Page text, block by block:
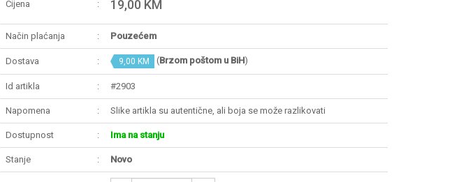
Cijena 19,00 KM
Način plaćanja Pouzećem
Dostava 9,00 KM ( Brzom poštom u BiH )
Id artikla #2903
Napomena Slike artikla su autentične, ali boja se može razlikovati
Dostupnost Ima na stanju
Stanje Novo